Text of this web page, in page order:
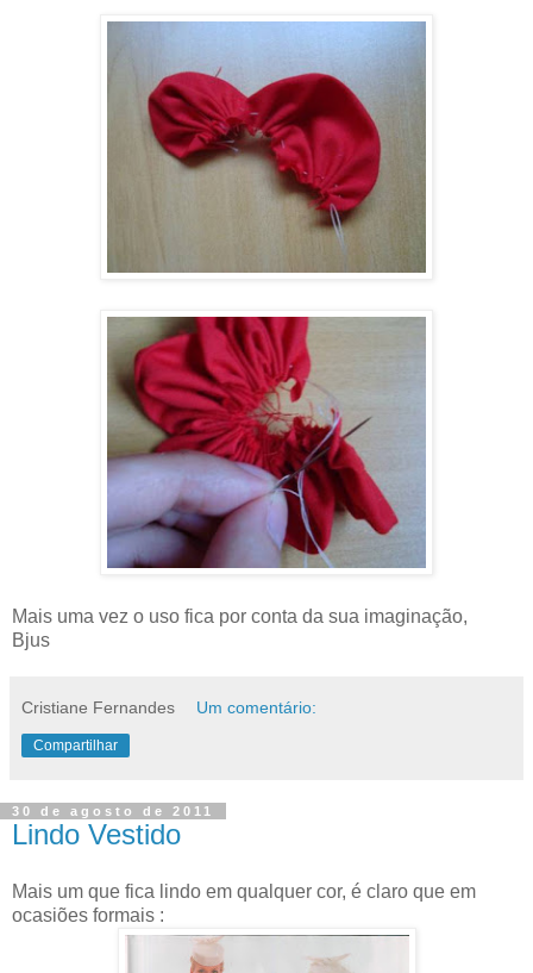
Mais uma vez o uso fica por conta da sua imaginação,
Bjus
Cristiane Fernandes Um comentário:
Compartilhar
30 de agosto de 2011
Lindo Vestido
Mais um que fica lindo em qualquer cor, é claro que em
ocasiões formais :